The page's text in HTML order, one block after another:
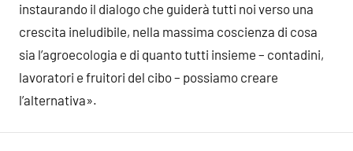
instaurando il dialogo che guiderà tutti noi verso una
crescita ineludibile, nella massima coscienza di cosa
sia l’agroecologia e di quanto tutti insieme – contadini,
lavoratori e fruitori del cibo – possiamo creare
l’alternativa».